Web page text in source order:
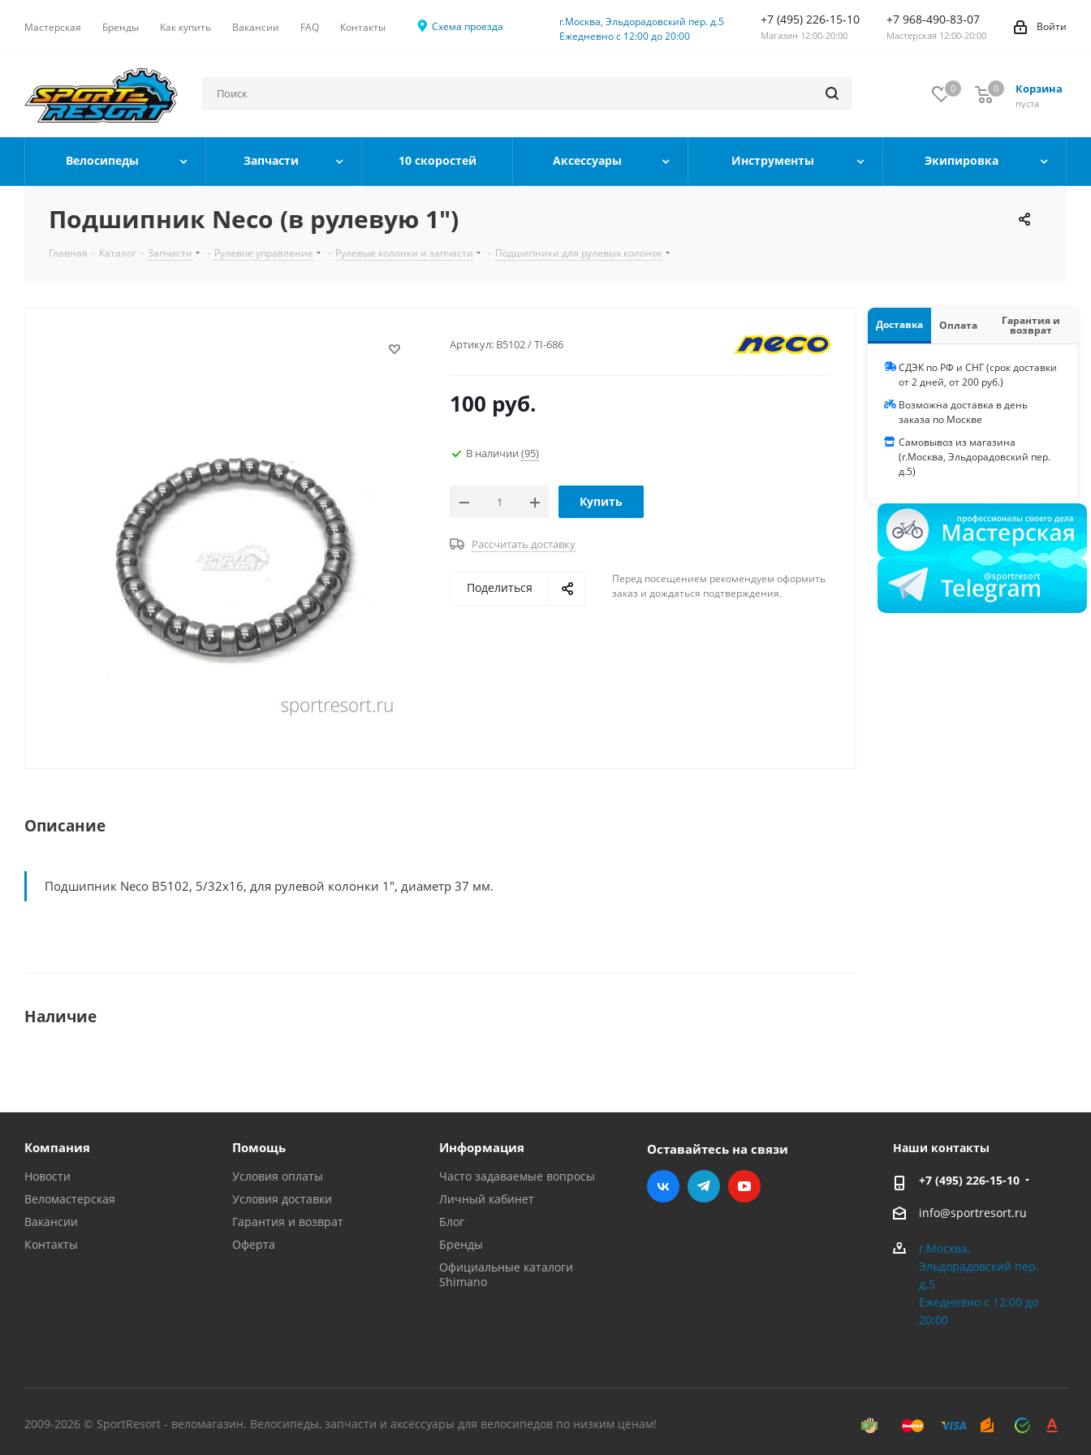
Мастерская Бренды Как купить Вакансии FAQ Контакты Схема проезда
г.Москва, Эльдорадовский пер. д.5
Ежедневно с 12:00 до 20:00
+7 (495) 226-15-10
Магазин 12:00-20:00
+7 968-490-83-07
Мастерская 12:00-20:00
Войти
0 Корзина
0
пуста
0
Велосипеды Запчасти 10 скоростей Аксессуары Инструменты Экипировка
Подшипник Neco (в рулевую 1")
Главная - Каталог - Запчасти - Рулевое управление - Рулевые колонки и запчасти - Подшипники для рулевых колонок
Артикул: В5102 / TI-686
100 руб.
В наличии (95)
Купить
Рассчитать доставку
Поделиться
Перед посещением рекомендуем оформить
заказ и дождаться подтверждения.
Описание
Подшипник Neco B5102, 5/32x16, для рулевой колонки 1", диаметр 37 мм.
Наличие
Доставка Оплата Гарантия и
возврат
СДЭК по РФ и СНГ (срок доставки
от 2 дней, от 200 руб.)
Возможна доставка в день
заказа по Москве
Самовывоз из магазина
(г.Москва, Эльдорадовский пер.
д.5)
Компания
Новости
Веломастерская
Вакансии
Контакты
Помощь
Условия оплаты
Условия доставки
Гарантия и возврат
Оферта
Информация
Часто задаваемые вопросы
Личный кабинет
Блог
Бренды
Официальные каталоги
Shimano
Оставайтесь на связи Наши контакты
+7 (495) 226-15-10
info@sportresort.ru
г.Москва,
Эльдорадовский пер.
д.5
Ежедневно с 12:00 до
20:00
2009-2026 © SportResort - веломагазин. Велосипеды, запчасти и аксессуары для велосипедов по низким ценам!